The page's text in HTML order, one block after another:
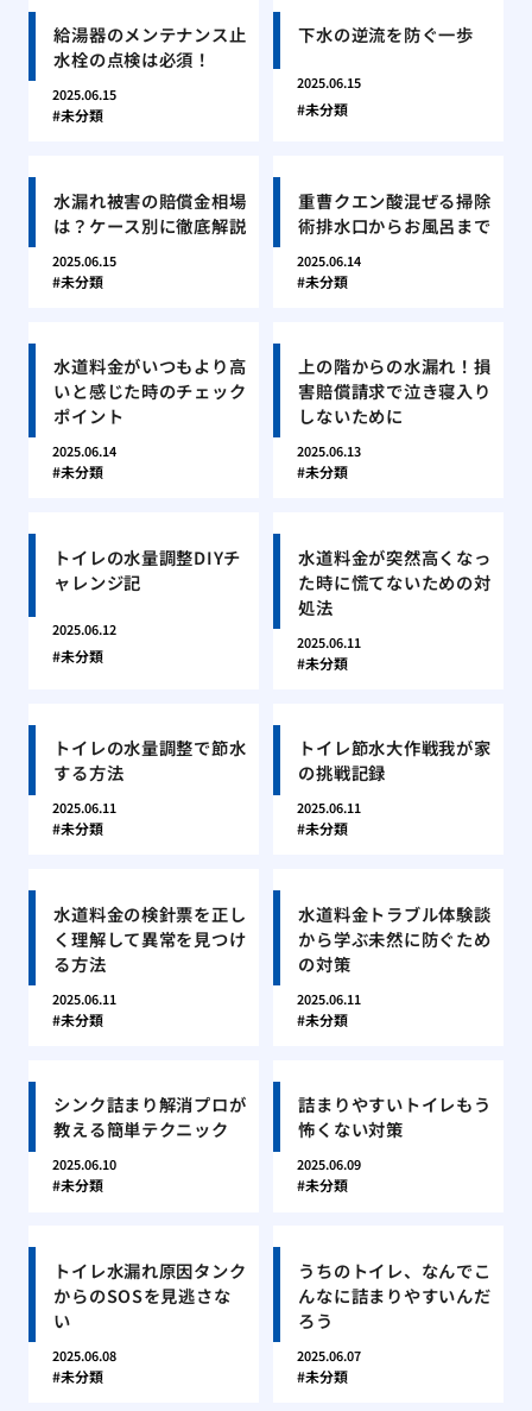
給湯器のメンテナンス止
水栓の点検は必須！
2025.06.15
未分類
下水の逆流を防ぐ一歩
2025.06.15
未分類
水漏れ被害の賠償金相場
は？ケース別に徹底解説
2025.06.15
未分類
重曹クエン酸混ぜる掃除
術排水口からお風呂まで
2025.06.14
未分類
水道料金がいつもより高
いと感じた時のチェック
ポイント
2025.06.14
未分類
上の階からの水漏れ！損
害賠償請求で泣き寝入り
しないために
2025.06.13
未分類
トイレの水量調整DIYチ
ャレンジ記
2025.06.12
未分類
水道料金が突然高くなっ
た時に慌てないための対
処法
2025.06.11
未分類
トイレの水量調整で節水
する方法
2025.06.11
未分類
トイレ節水大作戦我が家
の挑戦記録
2025.06.11
未分類
水道料金の検針票を正し
く理解して異常を見つけ
る方法
2025.06.11
未分類
水道料金トラブル体験談
から学ぶ未然に防ぐため
の対策
2025.06.11
未分類
シンク詰まり解消プロが
教える簡単テクニック
2025.06.10
未分類
詰まりやすいトイレもう
怖くない対策
2025.06.09
未分類
トイレ水漏れ原因タンク
からのSOSを見逃さな
い
2025.06.08
未分類
うちのトイレ、なんでこ
んなに詰まりやすいんだ
ろう
2025.06.07
未分類